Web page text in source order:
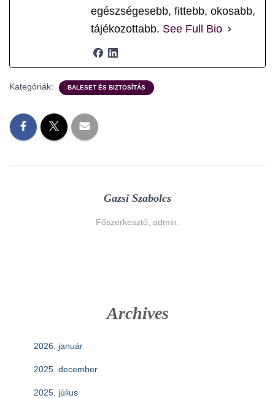
egészségesebb, fittebb, okosabb,
tájékozottabb. See Full Bio
Kategóriák: BALESET ÉS BIZTOSÍTÁS
Gazsi Szabolcs
Főszerkesztő, admin.
Archives
2026. január
2025. december
2025. július